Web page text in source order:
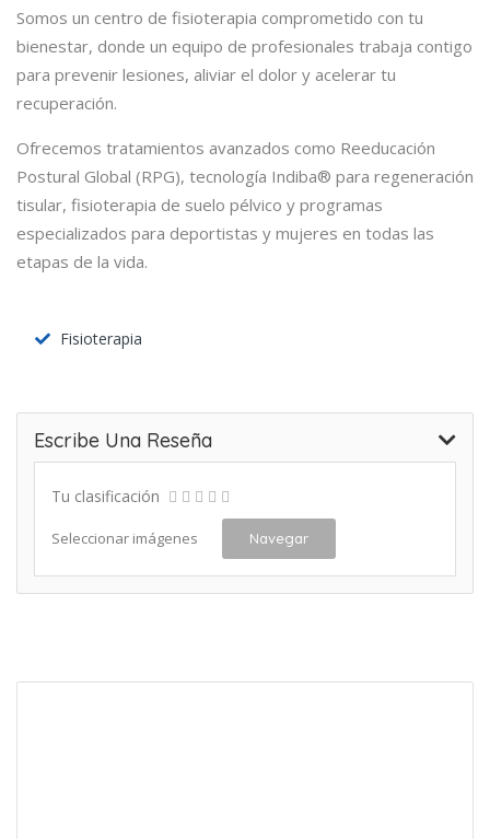
Somos un centro de fisioterapia comprometido con tu
bienestar, donde un equipo de profesionales trabaja contigo
para prevenir lesiones, aliviar el dolor y acelerar tu
recuperación.
Ofrecemos tratamientos avanzados como Reeducación
Postural Global (RPG), tecnología Indiba® para regeneración
tisular, fisioterapia de suelo pélvico y programas
especializados para deportistas y mujeres en todas las
etapas de la vida.
Fisioterapia
Escribe Una Reseña
Tu clasificación
Seleccionar imágenes Navegar